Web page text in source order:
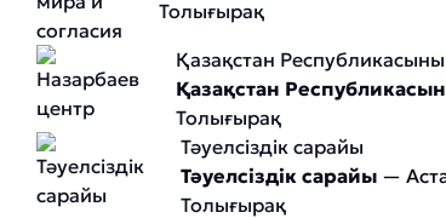
Толығырақ
Қазақстан
Қазақстан
Толығырақ
Тәуелсіздік сарайы
Тәуелсіздік сарайы —
Толығырақ